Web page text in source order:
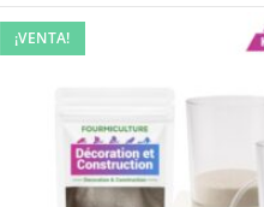
¡VENTA!